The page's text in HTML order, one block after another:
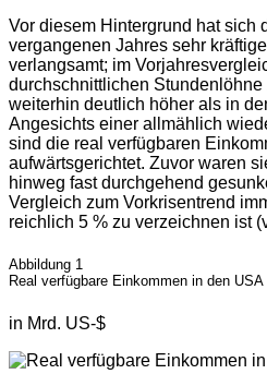
Vor diesem Hintergrund hat sich
vergangenen Jahres sehr
verlangsamt; im
durchschnittlichen Stundenlöhne
weiterhin deutlich höher als in
Angesichts einer allmählich
sind die real verfügbaren
aufwärtsgerichtet. Zuvor waren
hinweg fast durchgehend
Vergleich zum Vorkrisentrend
reichlich 5 % zu verzeichnen ist
Abbildung 1
Real verfügbare Einkommen in den USA
in Mrd. US-$